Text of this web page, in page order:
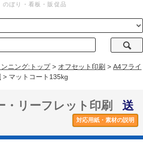
のぼり・看板・販促品
ニング:トップ> オフセット印刷 > A4フライ
> マットコート135kg
・リーフレット印刷
送
対応用紙・素材の説明